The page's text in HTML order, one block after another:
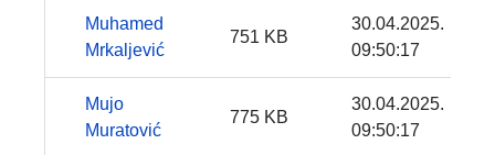
Muhamed
Mrkaljević
751 KB
30.04.2025.
09:50:17
Mujo
Muratović
775 KB
30.04.2025.
09:50:17